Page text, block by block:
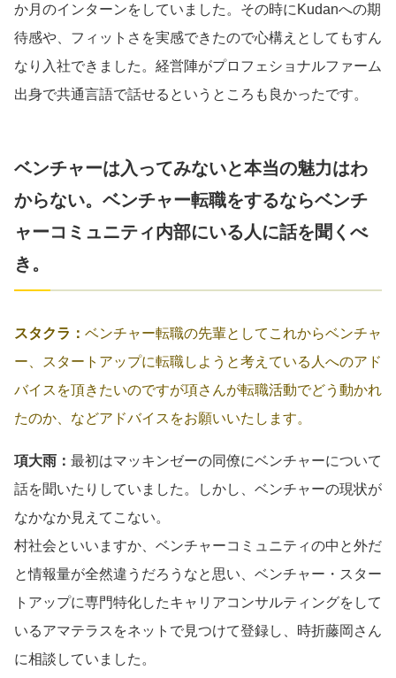
か月のインターンをしていました。その時にKudanへの期
待感や、フィットさを実感できたので心構えとしてもすん
なり入社できました。経営陣がプロフェショナルファーム
出身で共通言語で話せるというところも良かったです。
ベンチャーは入ってみないと本当の魅力はわ
からない。ベンチャー転職をするならベンチ
ャーコミュニティ内部にいる人に話を聞くべ
き。
スタクラ： ベンチャー転職の先輩としてこれからベンチャ
ー、スタートアップに転職しようと考えている人へのアド
バイスを頂きたいのですが項さんが転職活動でどう動かれ
たのか、などアドバイスをお願いいたします。
項大雨： 最初はマッキンゼーの同僚にベンチャーについて
話を聞いたりしていました。しかし、ベンチャーの現状が
なかなか見えてこない。
村社会といいますか、ベンチャーコミュニティの中と外だ
と情報量が全然違うだろうなと思い、ベンチャー・スター
トアップに専門特化したキャリアコンサルティングをして
いるアマテラスをネットで見つけて登録し、時折藤岡さん
に相談していました。